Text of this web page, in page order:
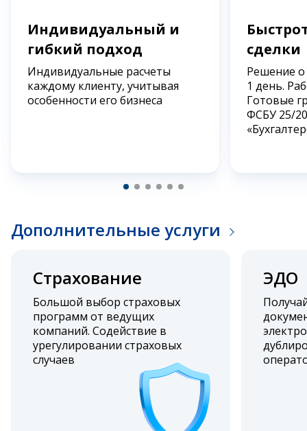
Индивидуальный и
гибкий подход
Индивидуальные расчеты
каждому клиенту, учитывая
особенности его бизнеса
сделки
Решение
1 день.
Готовые
ФСБУ 25/
Дополнительные услуги
Страхование
Большой выбор страховых
программ от ведущих
компаний. Содействие в
урегулировании страховых
случаев
ЭДО